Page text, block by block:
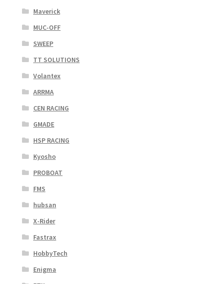
Maverick
MUC-OFF
SWEEP
TT SOLUTIONS
Volantex
ARRMA
CEN RACING
GMADE
HSP RACING
Kyosho
PROBOAT
FMS
hubsan
X-Rider
Fastrax
HobbyTech
Enigma